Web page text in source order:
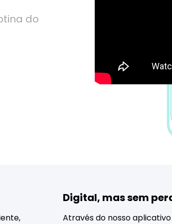
do
Digital, mas sem
Através do nosso